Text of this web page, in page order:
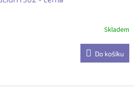
Skladem
Do košíku